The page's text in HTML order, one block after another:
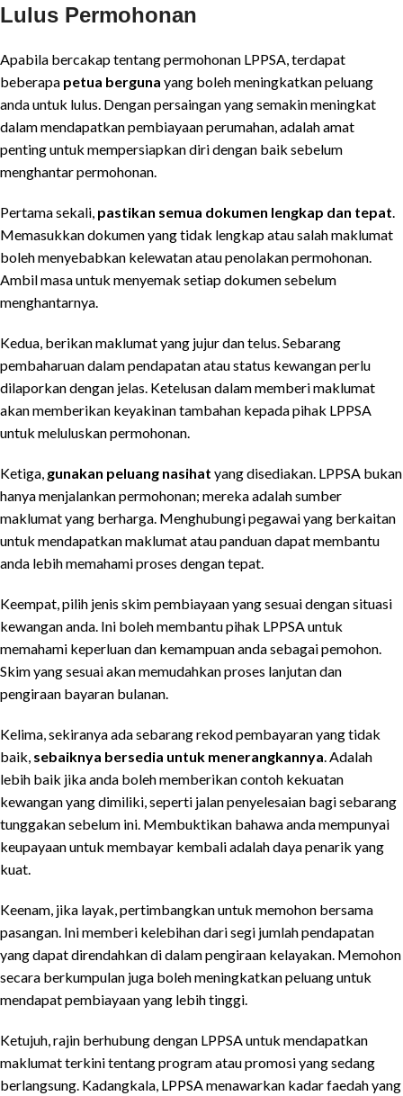
Lulus Permohonan
Apabila bercakap tentang permohonan LPPSA, terdapat
beberapa petua berguna yang boleh meningkatkan peluang
anda untuk lulus. Dengan persaingan yang semakin meningkat
dalam mendapatkan pembiayaan perumahan, adalah amat
penting untuk mempersiapkan diri dengan baik sebelum
menghantar permohonan.
Pertama sekali, pastikan semua dokumen lengkap dan tepat
Memasukkan dokumen yang tidak lengkap atau salah maklumat
boleh menyebabkan kelewatan atau penolakan permohonan.
Ambil masa untuk menyemak setiap dokumen sebelum
menghantarnya.
Kedua, berikan maklumat yang jujur dan telus. Sebarang
pembaharuan dalam pendapatan atau status kewangan perlu
dilaporkan dengan jelas. Ketelusan dalam memberi maklumat
akan memberikan keyakinan tambahan kepada pihak LPPSA
untuk meluluskan permohonan.
Ketiga, gunakan peluang nasihat yang disediakan. LPPSA bukan
hanya menjalankan permohonan; mereka adalah sumber
maklumat yang berharga. Menghubungi pegawai yang berkaitan
untuk mendapatkan maklumat atau panduan dapat membantu
anda lebih memahami proses dengan tepat.
Keempat, pilih jenis skim pembiayaan yang sesuai dengan situasi
kewangan anda. Ini boleh membantu pihak LPPSA untuk
memahami keperluan dan kemampuan anda sebagai pemohon.
Skim yang sesuai akan memudahkan proses lanjutan dan
pengiraan bayaran bulanan.
Kelima, sekiranya ada sebarang rekod pembayaran yang tidak
baik, sebaiknya bersedia untuk menerangkannya . Adalah
lebih baik jika anda boleh memberikan contoh kekuatan
kewangan yang dimiliki, seperti jalan penyelesaian bagi sebarang
tunggakan sebelum ini. Membuktikan bahawa anda mempunyai
keupayaan untuk membayar kembali adalah daya penarik yang
kuat.
Keenam, jika layak, pertimbangkan untuk memohon bersama
pasangan. Ini memberi kelebihan dari segi jumlah pendapatan
yang dapat direndahkan di dalam pengiraan kelayakan. Memohon
secara berkumpulan juga boleh meningkatkan peluang untuk
mendapat pembiayaan yang lebih tinggi.
Ketujuh, rajin berhubung dengan LPPSA untuk mendapatkan
maklumat terkini tentang program atau promosi yang sedang
berlangsung. Kadangkala, LPPSA menawarkan kadar faedah yang